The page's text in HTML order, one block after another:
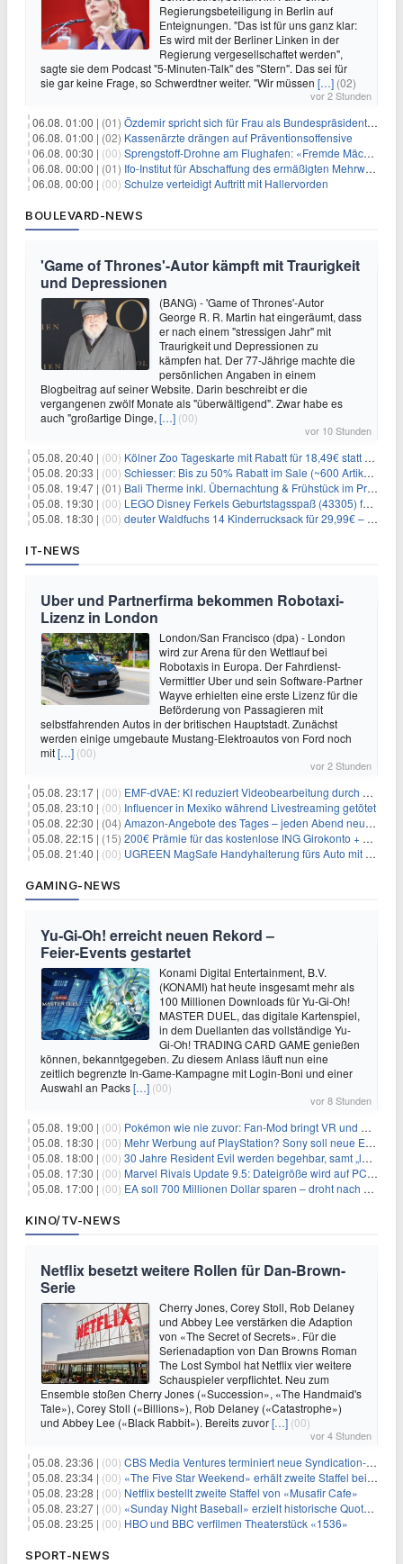
Regierungsbeteiligung in Berlin auf
Enteignungen. "Das ist für uns ganz klar:
Es wird mit der Berliner Linken in der
Regierung vergesellschaftet werden",
sagte sie dem Podcast "5-Minuten-Talk" des "Stern". Das sei für
sie gar keine Frage, so Schwerdtner weiter. "Wir müssen […] (02)
vor 2 Stunden
06.08. 01:00 | (01) Özdemir spricht sich für Frau als Bundespräsidentin aus
06.08. 01:00 | (02) Kassenärzte drängen auf Präventionsoffensive
06.08. 00:30 | (00) Sprengstoff-Drohne am Flughafen: «Fremde Mächte» am Werk?
06.08. 00:00 | (01) Ifo-Institut für Abschaffung des ermäßigten Mehrwertsteuersatzes
06.08. 00:00 | (00) Schulze verteidigt Auftritt mit Hallervorden
BOULEVARD-NEWS
'Game of Thrones'-Autor kämpft mit Traurigkeit
und Depressionen
(BANG) - 'Game of Thrones'-Autor
George R. R. Martin hat eingeräumt, dass
er nach einem "stressigen Jahr" mit
Traurigkeit und Depressionen zu
kämpfen hat. Der 77-Jährige machte die
persönlichen Angaben in einem
Blogbeitrag auf seiner Website. Darin beschreibt er die
vergangenen zwölf Monate als "überwältigend". Zwar habe es
auch "großartige Dinge, […] (00)
vor 10 Stunden
05.08. 20:40 | (00) Kölner Zoo Tageskarte mit Rabatt für 18,49€ statt 29,50€ – einlösbar bis Dezember
05.08. 20:33 | (00) Schiesser: Bis zu 50% Rabatt im Sale (~600 Artikel zur Auswahl)
05.08. 19:47 | (01) Bali Therme inkl. Übernachtung & Frühstück im Premium Hotel (Bad Oeynhausen) ab 89€ p.P.
05.08. 19:30 | (00) LEGO Disney Ferkels Geburtstagsspaß (43305) für 29,10€
05.08. 18:30 | (00) deuter Waldfuchs 14 Kinderrucksack für 29,99€ – Amber-maple
IT-NEWS
Uber und Partnerfirma bekommen Robotaxi-
Lizenz in London
London/San Francisco (dpa) - London
wird zur Arena für den Wettlauf bei
Robotaxis in Europa. Der Fahrdienst-
Vermittler Uber und sein Software-Partner
Wayve erhielten eine erste Lizenz für die
Beförderung von Passagieren mit
selbstfahrenden Autos in der britischen Hauptstadt. Zunächst
werden einige umgebaute Mustang-Elektroautos von Ford noch
mit[…] (00)
vor 2 Stunden
05.08. 23:17 | (00) EMF-dVAE: KI reduziert Videobearbeitung durch audio-gesteuerte Bildauswahl um 65%
05.08. 23:10 | (00) Influencer in Mexiko während Livestreaming getötet
05.08. 22:30 | (04) Amazon-Angebote des Tages – jeden Abend neue Deals zum Stöbern
05.08. 22:15 | (15) 200€ Prämie für das kostenlose ING Girokonto + gratis Visa + 3,75% Zinsen
05.08. 21:40 | (00) UGREEN MagSafe Handyhalterung fürs Auto mit 20 N52-Magneten für 7,96€
GAMING-NEWS
Yu‑Gi‑Oh! erreicht neuen Rekord –
Feier‑Events gestartet
Konami Digital Entertainment, B.V.
(KONAMI) hat heute insgesamt mehr als
100 Millionen Downloads für Yu-Gi-Oh!
MASTER DUEL, das digitale Kartenspiel,
in dem Duellanten das vollständige Yu-
Gi-Oh! TRADING CARD GAME genießen
können, bekanntgegeben. Zu diesem Anlass läuft nun eine
zeitlich begrenzte In-Game-Kampagne mit Login-Boni und einer
Auswahl an Packs[…] (00)
vor 8 Stunden
05.08. 19:00 | (00) Pokémon wie nie zuvor: Fan-Mod bringt VR und Ego-Perspektive nach Kanto
05.08. 18:30 | (00) Mehr Werbung auf PlayStation? Sony soll neue Einnahmequellen prüfen
05.08. 18:00 | (00) 30 Jahre Resident Evil werden begehbar, samt „lebensgroßem Leon“
05.08. 17:30 | (00) Marvel Rivals Update 9.5: Dateigröße wird auf PC und Konsolen deutlich reduziert
05.08. 17:00 | (00) EA soll 700 Millionen Dollar sparen – droht nach der Übernahme die nächste Entlassungswelle?
KINO/TV-NEWS
Netflix besetzt weitere Rollen für Dan-Brown-
Serie
Cherry Jones, Corey Stoll, Rob Delaney
und Abbey Lee verstärken die Adaption
von «The Secret of Secrets». Für die
Serienadaption von Dan Browns Roman
The Lost Symbol hat Netflix vier weitere
Schauspieler verpflichtet. Neu zum
Ensemble stoßen Cherry Jones («Succession», «The Handmaid's
Tale»), Corey Stoll («Billions»), Rob Delaney («Catastrophe»)
und Abbey Lee («Black Rabbit»). Bereits zuvor[…] (00)
vor 4 Stunden
05.08. 23:36 | (00) CBS Media Ventures terminiert neue Syndication-Formate
05.08. 23:34 | (00) «The Five Star Weekend» erhält zweite Staffel bei Peacock
05.08. 23:28 | (00) Netflix bestellt zweite Staffel von «Musafir Cafe»
05.08. 23:27 | (00) «Sunday Night Baseball» erzielt historische Quotenserie für NBC
05.08. 23:25 | (00) HBO und BBC verfilmen Theaterstück «1536»
SPORT-NEWS